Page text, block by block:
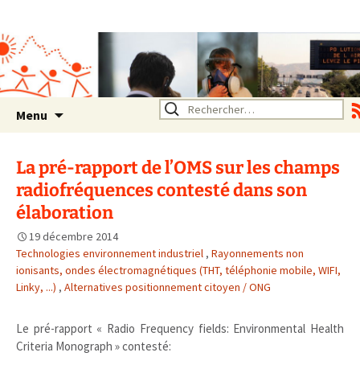
Rhône Alpes
Un environnement sain pour
la santé de tous
Menu Rechercher :
La pré-rapport de l’OMS sur les champs
radiofréquences contesté dans son
élaboration
19 décembre 2014
Technologies environnement industriel , Rayonnements non
ionisants, ondes électromagnétiques (THT, téléphonie mobile, WIFI,
Linky, ...) , Alternatives positionnement citoyen / ONG
Le pré-rapport « Radio Frequency fields: Environmental Health
Criteria Monograph » contesté: